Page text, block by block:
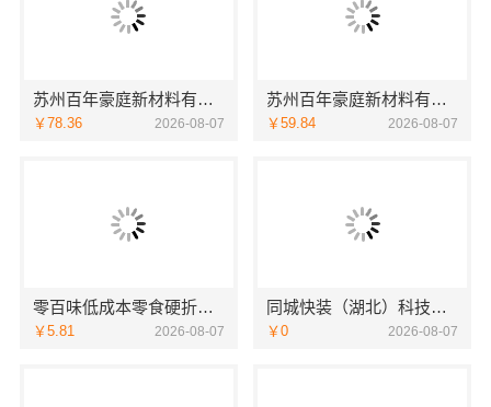
苏州百年豪庭新材料有限公司市区老房翻新一站式报价
￥78.36 2026-08-07
苏州百年豪庭新材料有限公司靠谱家装设计公司
￥59.84 2026-08-07
零百味低成本零食硬折扣，河南零百味供应链有限公司适配全场景
￥5.81 2026-08-07
同城快装（湖北）科技有限公司：武昌拎包入住改造智能家装省心
￥0 2026-08-07